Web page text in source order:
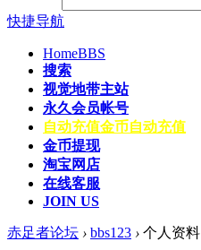
快捷导航
HomeBBS
搜索
视觉地带主站
永久会员帐号
自动充值金币自动充值
金币提现
淘宝网店
在线客服
JOIN US
赤足者论坛 › bbs123 › 个人资料